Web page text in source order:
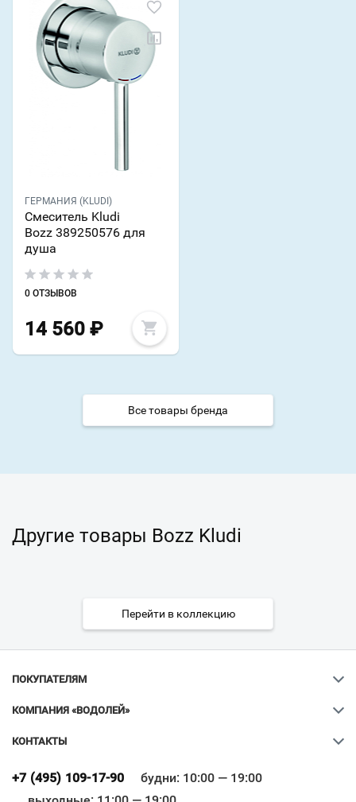
ГЕРМАНИЯ (KLUDI)
Смеситель Kludi
Bozz 389250576 для
душа
0 ОТЗЫВОВ
14 560 ₽
Все товары бренда
Другие товары Bozz Kludi
Перейти в коллекцию
ПОКУПАТЕЛЯМ
КОМПАНИЯ «ВОДОЛЕЙ»
КОНТАКТЫ
+7 (495) 109-17-90
будни: 10:00 — 19:00